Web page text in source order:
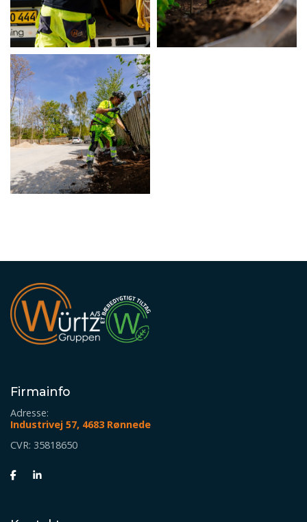
Firmainfo
Adresse:
Industrivej 57, 4683 Rønnede
CVR: 35818650